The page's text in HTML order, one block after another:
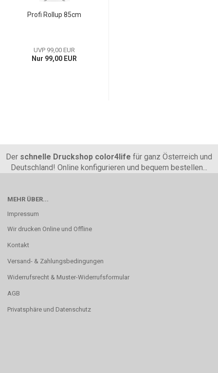
Profi Rollup 85cm
UVP 99,00 EUR
Nur 99,00 EUR
Der schnelle Druckshop color4life für ganz Österreich und
Deutschland! Online konfigurieren und bequem bestellen...
MEHR ÜBER...
Impressum
Wir drucken Online und Offline
Kontakt
Versand- & Zahlungsbedingungen
Widerrufsrecht & Muster-Widerrufsformular
AGB
Privatsphäre und Datenschutz